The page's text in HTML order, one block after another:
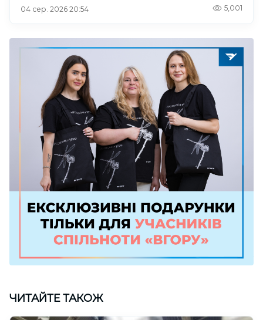
04 сер. 2026 20:54 5,001
ЧИТАЙТЕ ТАКОЖ